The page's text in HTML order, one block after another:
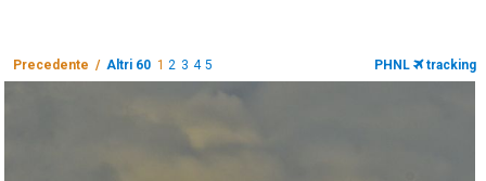
Precedente / Altri 60 1 2 3 4 5 PHNL tracking